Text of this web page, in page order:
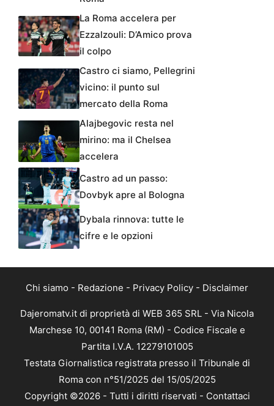
La Roma accelera per
Ezzalzouli: D’Amico prova
il colpo
Castro ci siamo, Pellegrini
vicino: il punto sul
mercato della Roma
Alajbegovic resta nel
mirino: ma il Chelsea
accelera
Castro ad un passo:
Dovbyk apre al Bologna
Dybala rinnova: tutte le
cifre e le opzioni
Chi siamo - Redazione - Privacy Policy - Disclaimer
Dajeromatv.it di proprietà di WEB 365 SRL - Via Nicola
Marchese 10, 00141 Roma (RM) - Codice Fiscale e
Partita I.V.A. 12279101005
Testata Giornalistica registrata presso il Tribunale di
Roma con n°51/2025 del 15/05/2025
Copyright ©2026 - Tutti i diritti riservati - Contattaci